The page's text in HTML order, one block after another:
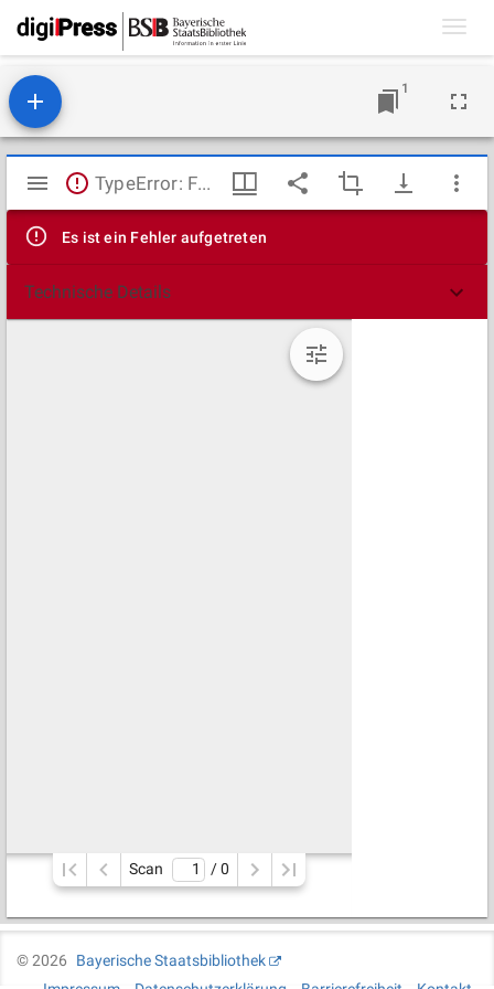
1
Mirador
Viewer
TypeError: Failed to fetch
Es ist ein Fehler aufgetreten
Technische Details
Scan / 0
©2026
Bayerische Staatsbibliothek